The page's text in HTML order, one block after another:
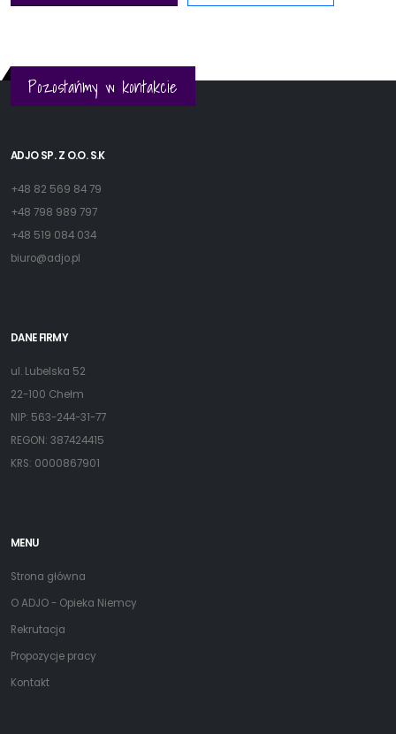
Pozostańmy w kontakcie
ADJO SP. Z O.O. S.K
+48 82 569 84 79
+48 798 989 797
+48 519 084 034
biuro@adjo.pl
DANE FIRMY
ul. Lubelska 52
22-100 Chełm
NIP: 563-244-31-77
REGON: 387424415
KRS: 0000867901
MENU
Strona główna
O ADJO - Opieka Niemcy
Rekrutacja
Propozycje pracy
Kontakt